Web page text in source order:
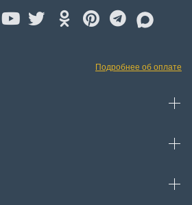
Подробнее об оплате